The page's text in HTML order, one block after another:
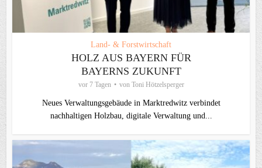
Land- & Forstwirtschaft
HOLZ AUS BAYERN FÜR
BAYERNS ZUKUNFT
vor 7 Tagen von Toni Hötzelsperger
Neues Verwaltungsgebäude in Marktredwitz verbindet
nachhaltigen Holzbau, digitale Verwaltung und...